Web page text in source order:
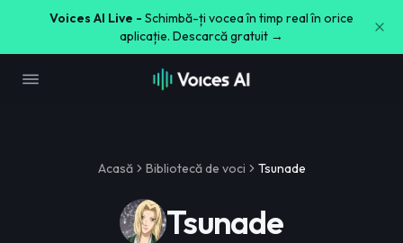
Voices AI Live - Schimbă-ți vocea în timp real în orice
aplicație. Descarcă gratuit →
Acasă Bibliotecă de voci Tsunade
Tsunade